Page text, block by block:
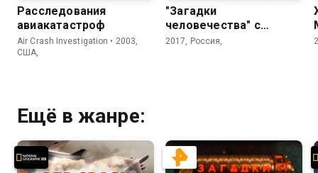
Расследования
авиакатастроф
Air Crash Investigation • 2003,
США,
"Загадки
человечества" с
Олегом Шишкиным
2017, Россия,
Ещё в жанре: